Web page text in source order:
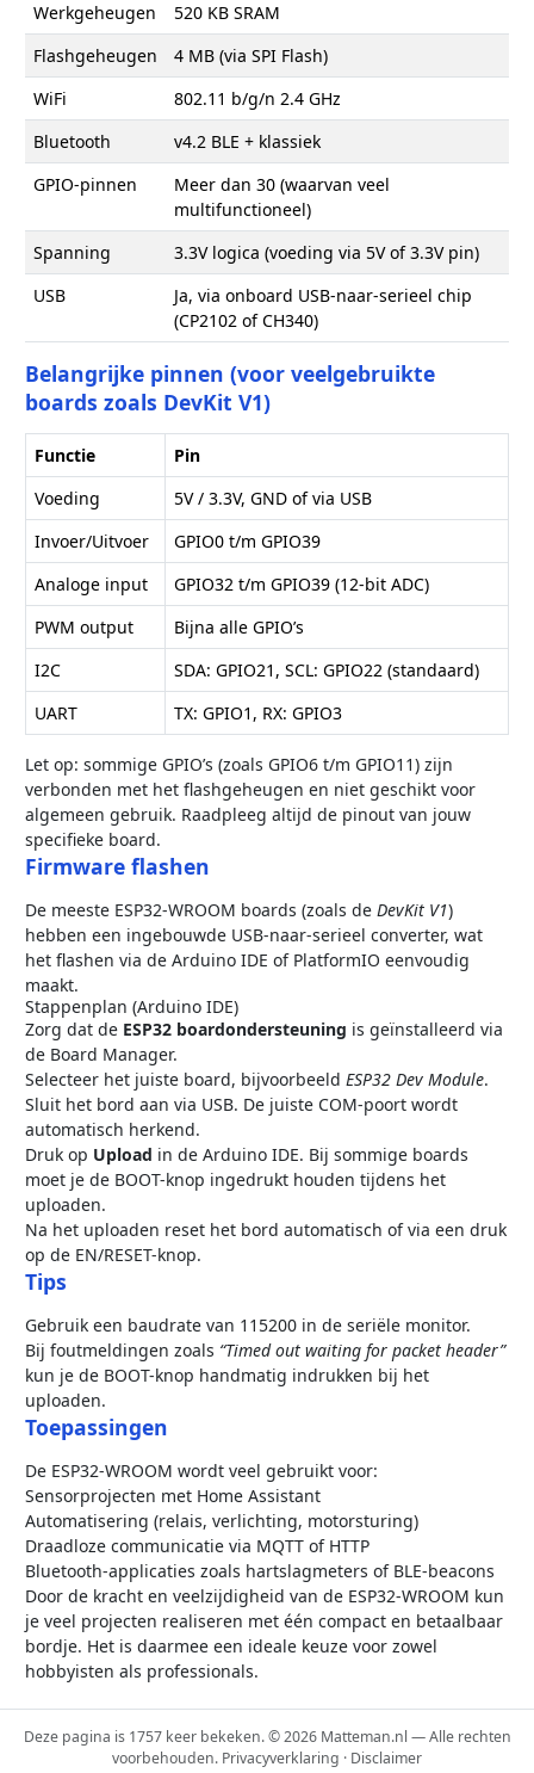
Werkgeheugen
520 KB SRAM
Flashgeheugen
4 MB (via SPI Flash)
WiFi
802.11 b/g/n 2.4 GHz
Bluetooth
v4.2 BLE + klassiek
GPIO-pinnen
Meer dan 30 (waarvan veel
multifunctioneel)
Spanning
3.3V logica (voeding via 5V of 3.3V pin)
USB
Ja, via onboard USB-naar-serieel chip
(CP2102 of CH340)
Belangrijke pinnen (voor veelgebruikte
boards zoals DevKit V1)
Functie
Pin
Voeding
5V / 3.3V, GND of via USB
Invoer/Uitvoer
GPIO0 t/m GPIO39
Analoge input
GPIO32 t/m GPIO39 (12-bit ADC)
PWM output
Bijna alle GPIO’s
I2C
SDA: GPIO21, SCL: GPIO22 (standaard)
UART
TX: GPIO1, RX: GPIO3
Let op: sommige GPIO’s (zoals GPIO6 t/m GPIO11) zijn
verbonden met het flashgeheugen en niet geschikt voor
algemeen gebruik. Raadpleeg altijd de pinout van jouw
specifieke board.
Firmware flashen
De meeste ESP32-WROOM boards (zoals de DevKit V1)
hebben een ingebouwde USB-naar-serieel converter, wat
het flashen via de Arduino IDE of PlatformIO eenvoudig
maakt.
Stappenplan (Arduino IDE)
Zorg dat de ESP32 boardondersteuning is geïnstalleerd via
de Board Manager.
Selecteer het juiste board, bijvoorbeeld ESP32 Dev Module.
Sluit het bord aan via USB. De juiste COM-poort wordt
automatisch herkend.
Druk op Upload in de Arduino IDE. Bij sommige boards
moet je de BOOT-knop ingedrukt houden tijdens het
uploaden.
Na het uploaden reset het bord automatisch of via een druk
op de EN/RESET-knop.
Tips
Gebruik een baudrate van 115200 in de seriële monitor.
Bij foutmeldingen zoals “Timed out waiting for packet header”
kun je de BOOT-knop handmatig indrukken bij het
uploaden.
Toepassingen
De ESP32-WROOM wordt veel gebruikt voor:
Sensorprojecten met Home Assistant
Automatisering (relais, verlichting, motorsturing)
Draadloze communicatie via MQTT of HTTP
Bluetooth-applicaties zoals hartslagmeters of BLE-beacons
Door de kracht en veelzijdigheid van de ESP32-WROOM kun
je veel projecten realiseren met één compact en betaalbaar
bordje. Het is daarmee een ideale keuze voor zowel
hobbyisten als professionals.
Deze pagina is 1757 keer bekeken. © 2026 Matteman.nl — Alle rechten
voorbehouden. Privacyverklaring · Disclaimer